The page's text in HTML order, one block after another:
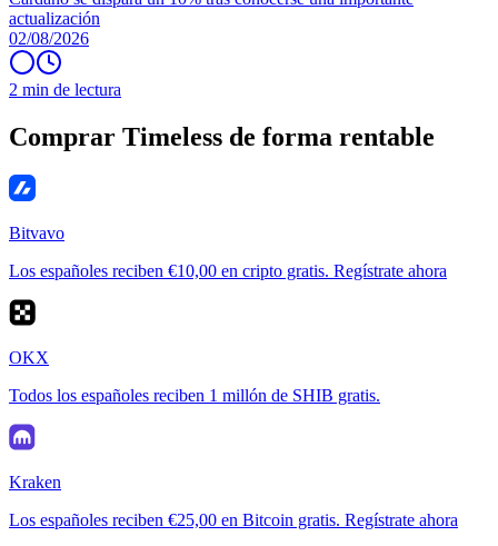
actualización
02/08/2026
2 min de lectura
Comprar Timeless de forma rentable
Bitvavo
Los españoles reciben €10,00 en cripto gratis. Regístrate ahora
OKX
Todos los españoles reciben 1 millón de SHIB gratis.
Kraken
Los españoles reciben €25,00 en Bitcoin gratis. Regístrate ahora